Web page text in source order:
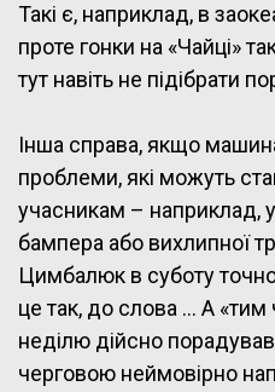
Такі є, наприклад, в
проте гонки на «Чайці»
тут навіть не підібрати
Інша справа, якщо
проблеми, які можуть
учасникам – наприклад,
бампера або вихлипної
Цимбалюк в суботу
це так, до слова … А «тим
неділю дійсно порадував
черговою неймовірно